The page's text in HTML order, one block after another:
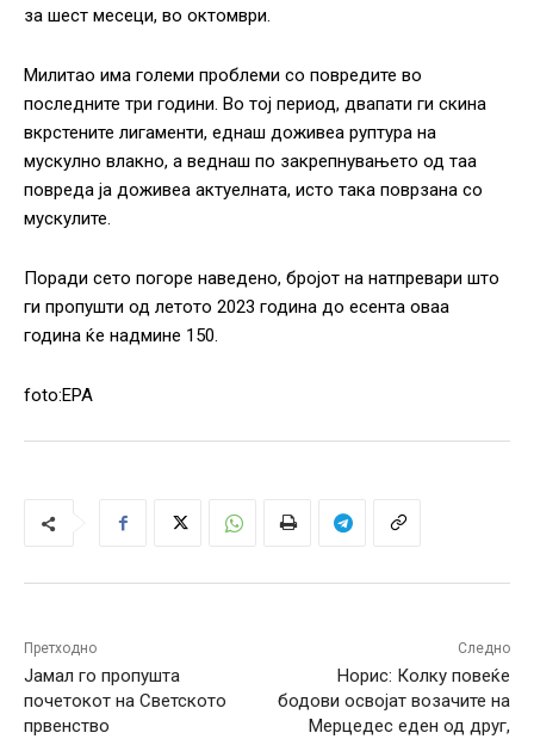
за шест месеци, во октомври.
Милитао има големи проблеми со повредите во
последните три години. Во тој период, двапати ги скина
вкрстените лигаменти, еднаш доживеа руптура на
мускулно влакно, а веднаш по закрепнувањето од таа
повреда ја доживеа актуелната, исто така поврзана со
мускулите.
Поради сето погоре наведено, бројот на натпревари што
ги пропушти од летото 2023 година до есента оваа
година ќе надмине 150.
foto:EPA
Претходно
Јамал го пропушта
почетокот на Светското
првенство
Следно
Норис: Колку повеќе
бодови освојат возачите на
Мерцедес еден од друг,